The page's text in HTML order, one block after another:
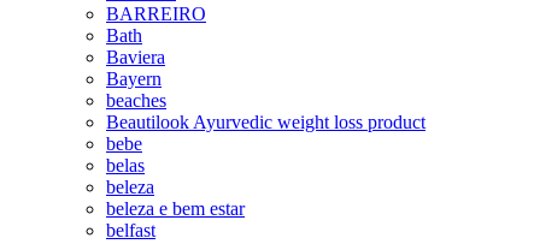
BARREIRO
Bath
Baviera
Bayern
beaches
Beautilook Ayurvedic weight loss product
bebe
belas
beleza
beleza e bem estar
belfast